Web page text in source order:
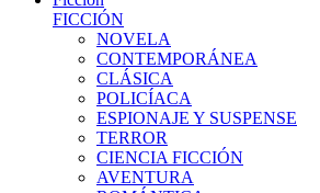
FICCIÓN
NOVELA
CONTEMPORÁNEA
CLÁSICA
POLICÍACA
ESPIONAJE Y SUSPENSE
TERROR
CIENCIA FICCIÓN
AVENTURA